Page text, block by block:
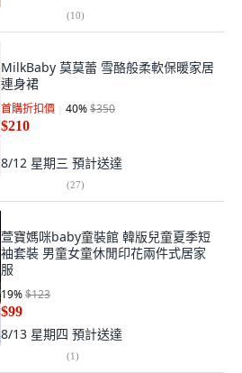
(10)
MilkBaby 莫莫蕾 雪酪般柔軟保暖家居
連身裙
首購折扣價 40%$350
$210
8/12 星期三 預計送達
(27)
萱寶媽咪baby童裝館 韓版兒童夏季短
袖套裝 男童女童休閒印花兩件式居家
服
19%$123
$99
8/13 星期四 預計送達
(1)